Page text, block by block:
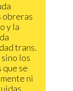
obreras
y la
trans.
los
se
ni